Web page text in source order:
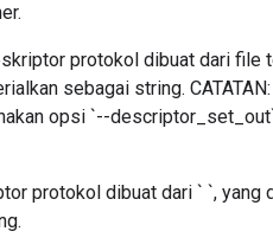
protokol dibuat dari file
sebagai string.
opsi `--
protokol dibuat dari ` `, yang